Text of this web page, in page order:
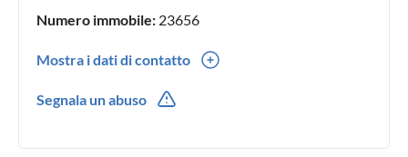
Numero immobile: 23656
Mostra i dati di contatto
Segnala un abuso